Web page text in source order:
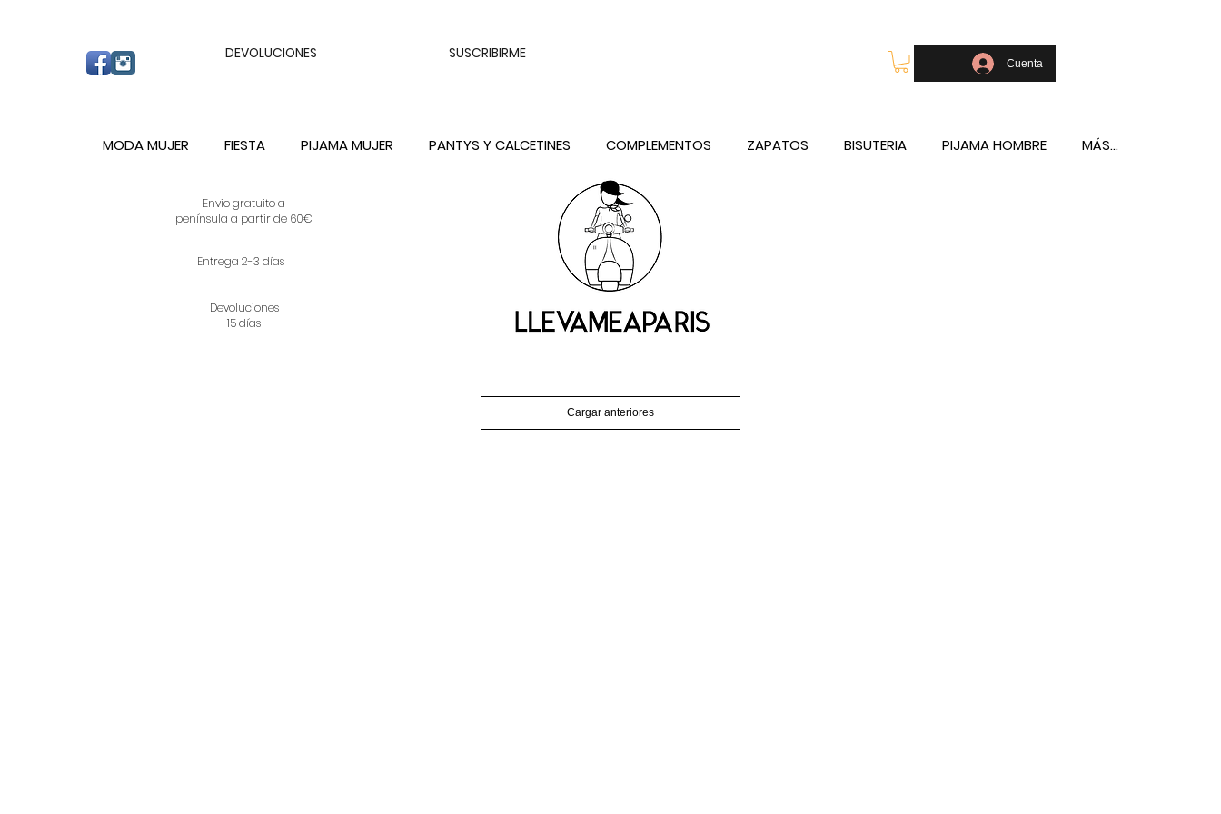
DEVOLUCIONES
SUSCRIBIRME
Cuenta
MODA MUJER FIESTA PIJAMA MUJER PANTYS Y CALCETINES COMPLEMENTOS ZAPATOS BISUTERIA PIJAMA HOMBRE MÁS...
Envio gratuito a
península a partir de 60€
Entrega 2-3 días
Devoluciones
15 días
Cargar anteriores